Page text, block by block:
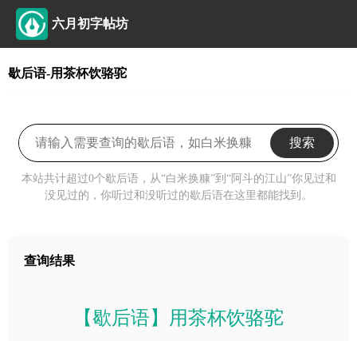
六月初字帖坊
歇后语-用茶杯饮骆驼
搜索
本站共计超过0个歇后语，从“白米换糠”到“阿斗的江山”你见过和
没见过的，你听过和没听过的歇后语在这里都能找到。
查询结果
【歇后语】用茶杯饮骆驼